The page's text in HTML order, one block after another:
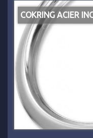
COKRING ACIER